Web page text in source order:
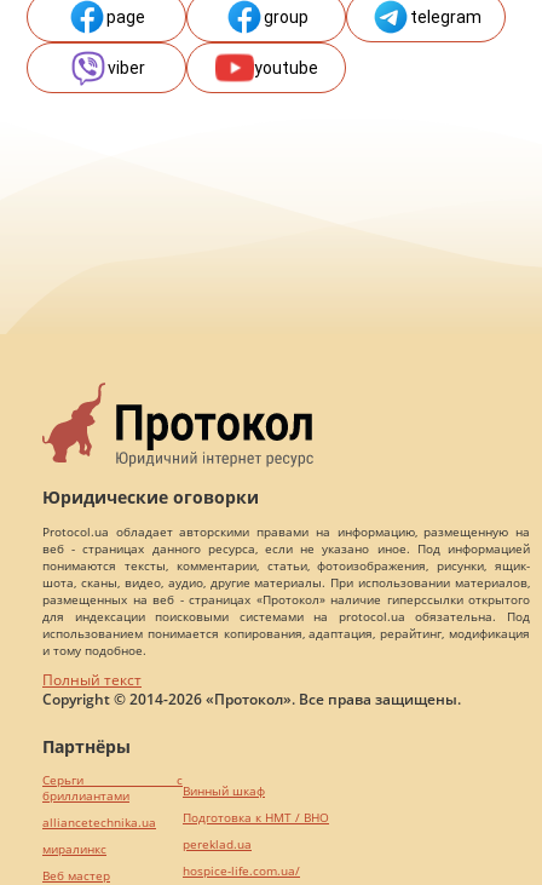
page group telegram
viber youtube
Юридические оговорки
Protocol.ua обладает авторскими правами на информацию, размещенную на
веб - страницах данного ресурса, если не указано иное. Под информацией
понимаются тексты, комментарии, статьи, фотоизображения, рисунки, ящик-
шота, сканы, видео, аудио, другие материалы. При использовании материалов,
размещенных на веб - страницах «Протокол» наличие гиперссылки открытого
для индексации поисковыми системами на protocol.ua обязательна. Под
использованием понимается копирования, адаптация, рерайтинг, модификация
и тому подобное.
Полный текст
Copyright © 2014-2026 «Протокол». Все права защищены.
Партнёры
Серьги с
бриллиантами
alliancetechnika.ua
миралинкс
Веб мастер
Винный шкаф
Подготовка к НМТ / ВНО
pereklad.ua
hospice-life.com.ua/